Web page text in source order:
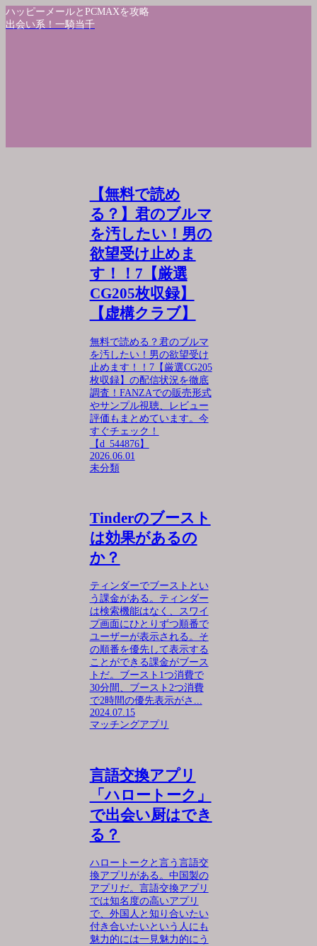
ハッピーメールとPCMAXを攻略
出会い系！一騎当千
【無料で読め
る？】君のブルマ
を汚したい！男の
欲望受け止めま
す！！7【厳選
CG205枚収録】
【虚構クラブ】
無料で読める？君のブルマ
を汚したい！男の欲望受け
止めます！！7【厳選CG205
枚収録】の配信状況を徹底
調査！FANZAでの販売形式
やサンプル視聴、レビュー
評価もまとめています。今
すぐチェック！
【d_544876】
2026.06.01
未分類
Tinderのブースト
は効果があるの
か？
ティンダーでブーストとい
う課金がある。ティンダー
は検索機能はなく、スワイ
プ画面にひとりずつ順番で
ユーザーが表示される。そ
の順番を優先して表示する
ことができる課金がブース
トだ。ブースト1つ消費で
30分間、ブースト2つ消費
で2時間の優先表示がさ...
2024.07.15
マッチングアプリ
言語交換アプリ
「ハロートーク」
で出会い厨はでき
る？
ハロートークと言う言語交
換アプリがある。中国製の
アプリだ。言語交換アプリ
では知名度の高いアプリ
で、外国人と知り合いたい
付き合いたいという人にも
魅力的には一見魅力的にう